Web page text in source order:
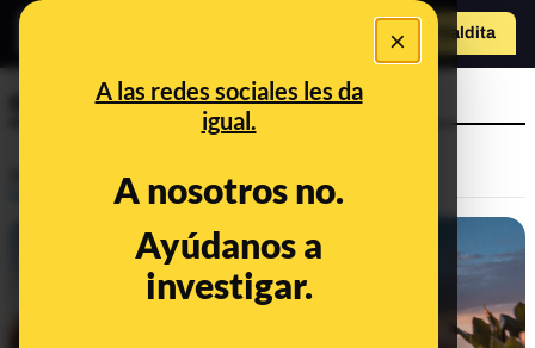
×
A las redes sociales les da
igual.
A nosotros no.
Ayúdanos a
investigar.
Hazte Maldito
a
exposición solar